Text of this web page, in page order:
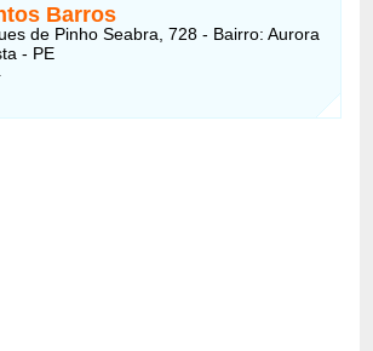
Barros
de Pinho Seabra, 728 - Bairro: Aurora
- PE